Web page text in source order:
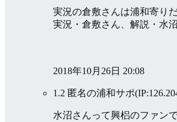
実況の倉敷さんは浦和寄り
実況・倉敷さん、解説・水
2018年10月26日 20:08
1.2 匿名の浦和サポ
水沼さんって興梠のファン